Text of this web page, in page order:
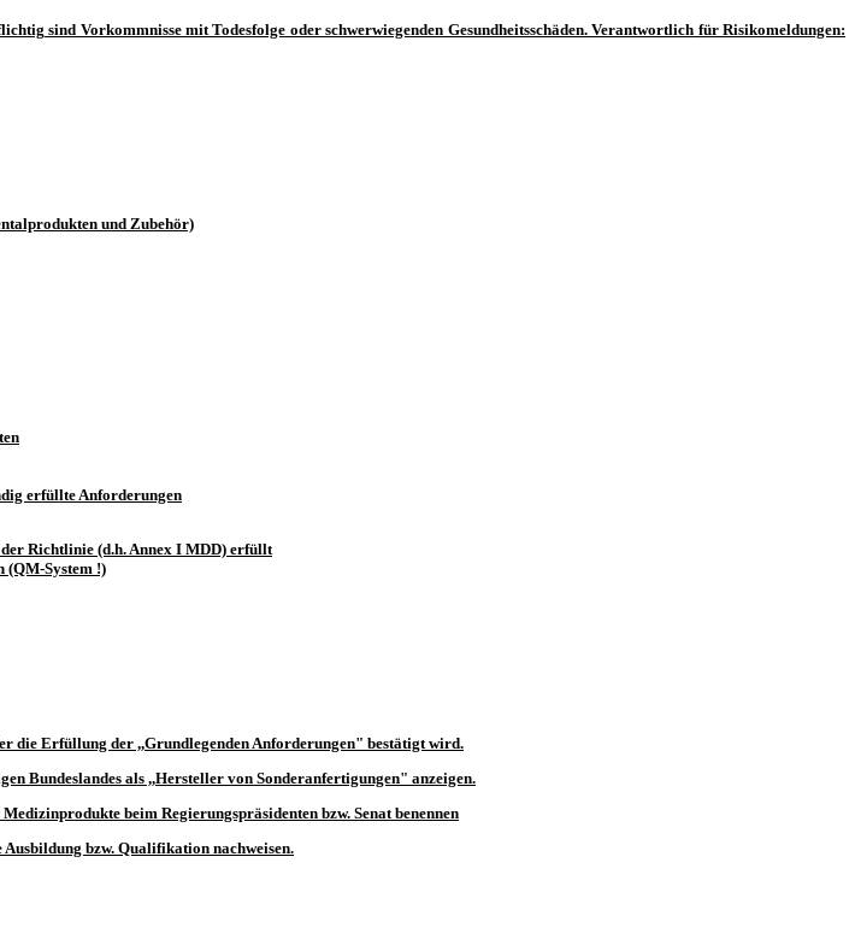
sind Vorkommnisse mit Todesfolge oder schwerwiegenden Gesundheitsschäden.Verantwortlich für Risikomeldungen:
und Zubehör)
erfüllte Anforderungen
der Richtlinie (d.h. Annex I MDD) erfüllt
(QM-System !)
die Erfüllung der ,,Grundlegenden Anforderungen" bestätigt wird.
Bundeslandes als ,,Hersteller von Sonderanfertigungen" anzeigen.
Medizinproduktebeim Regierungspräsidenten bzw. Senatbenennen
bzw. Qualifikation nachweisen.